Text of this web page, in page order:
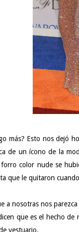
más? Esto nos dejó
de un ícono de la
color nude se
que le quitaron
a nosotras nos
que es el hecho de
vestuario.